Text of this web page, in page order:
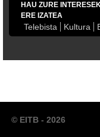
HAU ZURE
ERE IZATEA
Telebista Kultura
© EITB - 2026